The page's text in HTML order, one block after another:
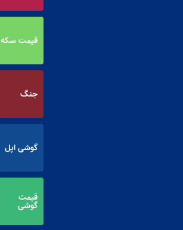
قیمت سکه
جنگ
گوشی اپل
قیمت
گوشی